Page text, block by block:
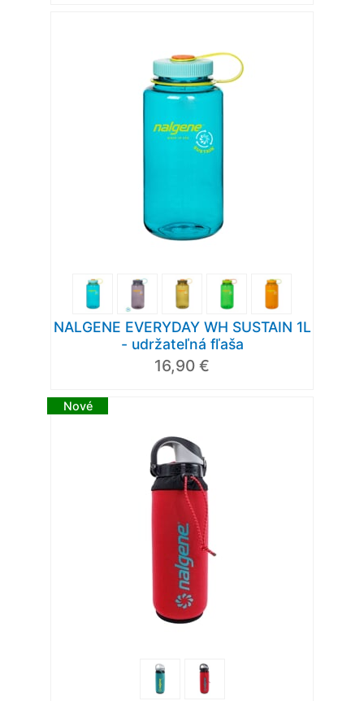
NALGENE EVERYDAY WH SUSTAIN 1L
- udržateľná fľaša
16,90 €
Nové